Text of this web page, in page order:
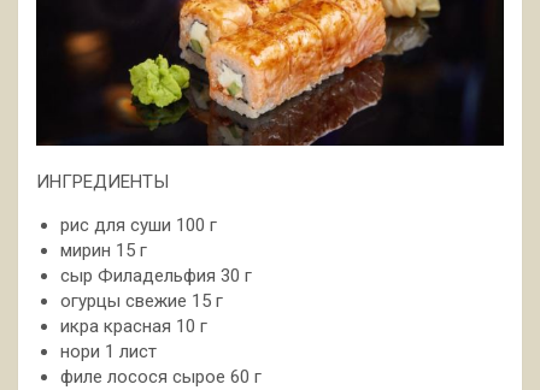
ИНГРЕДИЕНТЫ
рис для суши 100 г
мирин 15 г
сыр Филадельфия 30 г
огурцы свежие 15 г
икра красная 10 г
нори 1 лист
филе лосося сырое 60 г